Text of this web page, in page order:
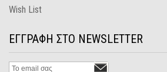
Wish List
ΕΓΓΡΑΦΗ ΣΤΟ NEWSLETTER